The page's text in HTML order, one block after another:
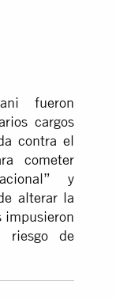
fueron
cargos
contra el
cometer
y
alterar la
impusieron
riesgo de